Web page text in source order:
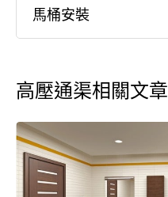
馬桶安裝
高壓通渠相關文章